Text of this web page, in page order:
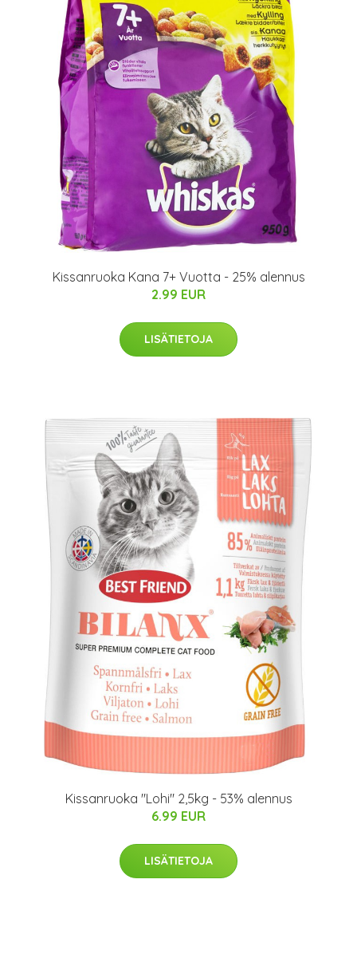
Kissanruoka Kana 7+ Vuotta - 25% alennus
2.99 EUR
LISÄTIETOJA
Kissanruoka "Lohi" 2,5kg - 53% alennus
6.99 EUR
LISÄTIETOJA